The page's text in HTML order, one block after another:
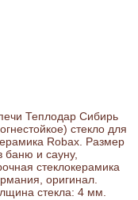
Теплодар Сибирь
стекло для
Robax. Размер
баню и сауну,
стеклокерамика
оригинал.
стекла: 4 мм.